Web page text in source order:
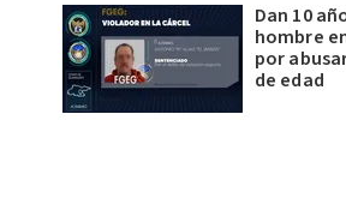
Dan 10
hombre
por
de edad